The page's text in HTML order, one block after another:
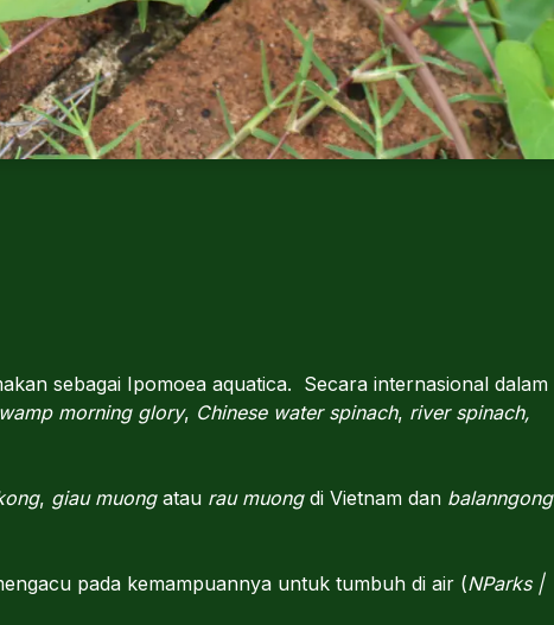
sebagai Ipomoea aquatica. Secara internasional dalam
morning glory, Chinese water spinach, river spinach,
, giau muongatau rau muongdi Vietnam dan balanngong
pada kemampuannya untuk tumbuh di air (NParks |